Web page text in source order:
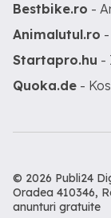
Bestbike.ro -
Animalutul.ro
Startapro.hu -
Quoka.de -
© 2026 Publi24
Oradea 410346,
anunturi gratuite